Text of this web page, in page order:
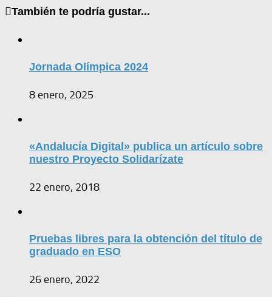
También te podría gustar...
Jornada Olímpica 2024
8 enero, 2025
«Andalucía Digital» publica un artículo sobre
nuestro Proyecto Solidarízate
22 enero, 2018
Pruebas libres para la obtención del título de
graduado en ESO
26 enero, 2022